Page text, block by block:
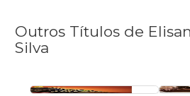
Outros Títulos de
Silva